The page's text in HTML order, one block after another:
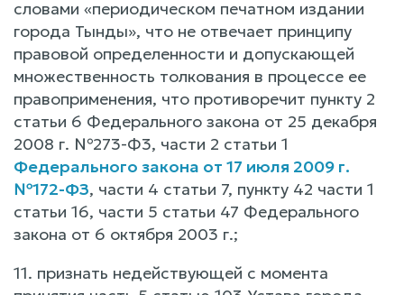
словами «периодическом печатном издании
города Тынды», что не отвечает принципу
правовой определенности и допускающей
множественность толкования в процессе ее
правоприменения, что противоречит пункту 2
статьи 6 Федерального закона от 25 декабря
2008 г. №273-Ф3, части 2 статьи 1
Федерального закона от 17 июля 2009 г.
№172-ФЗ, части 4 статьи 7, пункту 42 части 1
статьи 16, части 5 статьи 47 Федерального
закона от 6 октября 2003 г.;
11. признать недействующей с момента